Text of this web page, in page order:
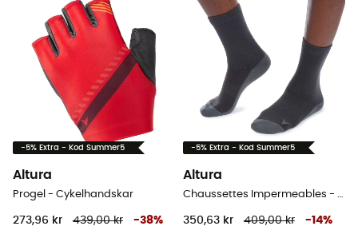
-5% Extra - Kod Summer5
Altura
Progel - Cykelhandskar
273,96 kr 439,00 kr -38%
-5% Extra - Kod Summer5
Altura
Chaussettes Impermeables - Cykelstrumpor
350,63 kr 409,00 kr -14%